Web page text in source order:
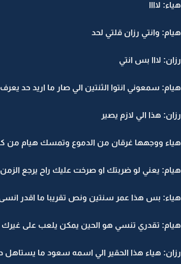
هياء: لاااا
هيام: وانتي رزان قلتي لحد
رزان: لااا بس انتي
هيام: سمعوني انتوا الثنتين الي صار ما اريد حد يعرف
رزان: هذا الي لازم يصير
هياء ووجهها غرقان من الدموع وتمسك هيام
هيام: يعني لو ضربتك او صرخت عليك راح يرجع
هياء: بس هذا عمر سنتين ونص تقريبا ما اقدر
هيام: تقدري تنسي هو الحين يمكن يلعب على غيرك
رزان: هياء هذا الحقير الي اسمه سعود ما